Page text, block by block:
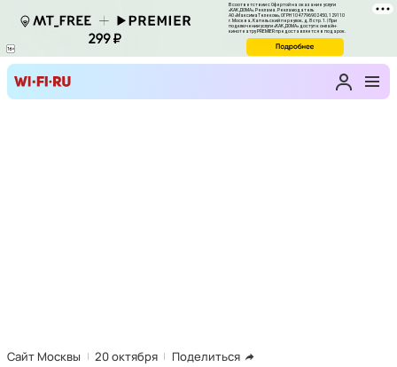
Сайт Москвы 20 октября Поделиться